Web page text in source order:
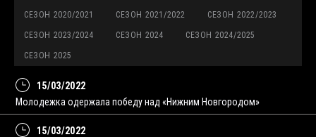
СЕЗОН 2020/2021 СЕЗОН 2021/2022 СЕЗОН 2022/2023
СЕЗОН 2023/2024 СЕЗОН 2024 СЕЗОН 2024/2025
СЕЗОН 2025
15/03/2022
Молодежка одержала победу над «Нижним Новгородом»
15/03/2022